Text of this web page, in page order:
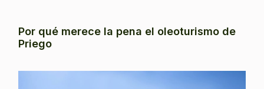
Por qué merece la pena el oleoturismo de
Priego